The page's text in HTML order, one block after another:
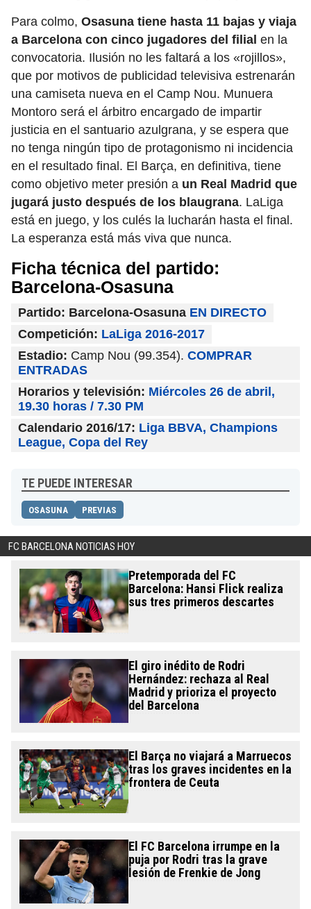
Para colmo, Osasuna tiene hasta 11 bajas y viaja
a Barcelona con cinco jugadores del filial en la
convocatoria. Ilusión no les faltará a los «rojillos»,
que por motivos de publicidad televisiva estrenarán
una camiseta nueva en el Camp Nou. Munuera
Montoro será el árbitro encargado de impartir
justicia en el santuario azulgrana, y se espera que
no tenga ningún tipo de protagonismo ni incidencia
en el resultado final. El Barça, en definitiva, tiene
como objetivo meter presión a un Real Madrid que
jugará justo después de los blaugrana. LaLiga
está en juego, y los culés la lucharán hasta el final.
La esperanza está más viva que nunca.
Ficha técnica del partido:
Barcelona-Osasuna
Partido: Barcelona-Osasuna EN DIRECTO
Competición: LaLiga 2016-2017
Estadio: Camp Nou (99.354). COMPRAR
ENTRADAS
Horarios y televisión: Miércoles 26 de abril,
19.30 horas / 7.30 PM
Calendario 2016/17: Liga BBVA, Champions
League, Copa del Rey
TE PUEDE INTERESAR
OSASUNA PREVIAS
FC BARCELONA NOTICIAS HOY
Pretemporada del FC
Barcelona: Hansi Flick realiza
sus tres primeros descartes
El giro inédito de Rodri
Hernández: rechaza al Real
Madrid y prioriza el proyecto
del Barcelona
El Barça no viajará a Marruecos
tras los graves incidentes en la
frontera de Ceuta
El FC Barcelona irrumpe en la
puja por Rodri tras la grave
lesión de Frenkie de Jong